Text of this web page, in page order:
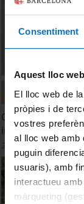
Consentiment
Aquest lloc
El lloc web de
pròpies i de
vostres
al lloc web amb
puguin
usuaris), amb
interactueu
màrqueting
Conferència: El
interdisciplinar -